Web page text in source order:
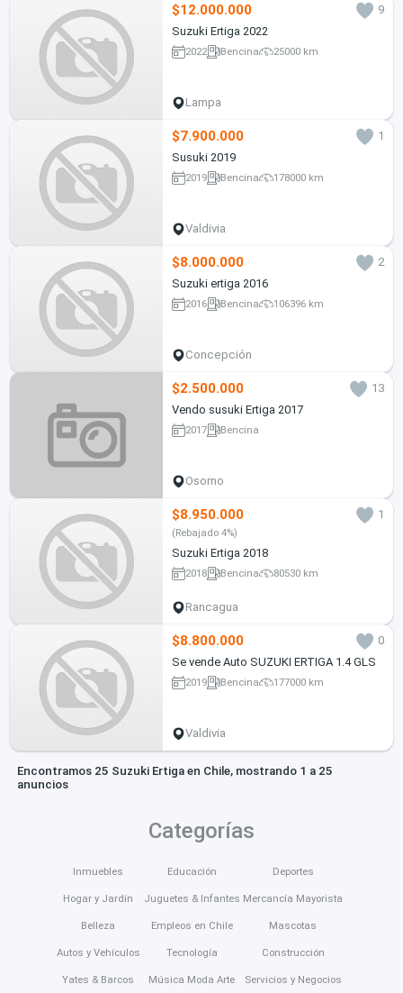
$12.000.000
9
Suzuki Ertiga 2022
2022 Bencina 25000 km
Lampa
$7.900.000
1
Susuki 2019
2019 Bencina 178000 km
Valdivia
$8.000.000
2
Suzuki ertiga 2016
2016 Bencina 106396 km
Concepción
$2.500.000
13
Vendo susuki Ertiga 2017
2017 Bencina
Osorno
$8.950.000 1
(Rebajado 4%)
Suzuki Ertiga 2018
2018 Bencina 80530 km
Rancagua
$8.800.000
0
Se vende Auto SUZUKI ERTIGA 1.4 GLS
2019 Bencina 177000 km
Valdivia
Encontramos 25 Suzuki Ertiga en Chile, mostrando 1 a 25
anuncios
Categorías
Inmuebles
Hogar y Jardín
Belleza
Autos y Vehículos
Yates & Barcos
Educación
Juguetes & Infantes
Empleos en Chile
Tecnología
Música Moda Arte
Deportes
Mercancía Mayorista
Mascotas
Construcción
Servicios y Negocios